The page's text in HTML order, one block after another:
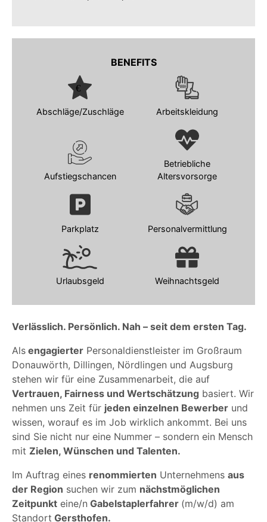
Verlässlich. Persönlich. Nah – seit dem ersten Tag.
Als engagierter Personaldienstleister im Großraum
Donauwörth, Dillingen, Nördlingen und Augsburg
stehen wir für eine Zusammenarbeit, die auf
Vertrauen, Fairness und Wertschätzung basiert. Wir
nehmen uns Zeit für jeden einzelnen Bewerber und
wissen, worauf es im Job wirklich ankommt. Bei uns
sind Sie nicht nur eine Nummer – sondern ein Mensch
mit Zielen, Wünschen und Talenten.
Im Auftrag eines renommierten Unternehmens aus
der Region suchen wir zum nächstmöglichen
Zeitpunkt eine/n Gabelstaplerfahrer (m/w/d) am
Standort Gersthofen.
BENEFITS
Abschläge/Zuschläge Arbeitskleidung
Aufstiegschancen
Betriebliche
Altersvorsorge
Parkplatz Personalvermittlung
Urlaubsgeld Weihnachtsgeld